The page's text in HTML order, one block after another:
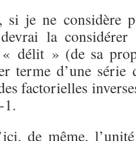
si je ne considère
la considérer
« délit » (de sa
terme d’une série
factorielles
de même,